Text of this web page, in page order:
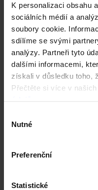
K personalizaci obsahu
sociálních médií a
soubory cookie.
sdílíme se svými
analýzy. Partneři tyto
dalšími informacemi,
získali v důsledku toho,
Přečtěte si více v našich
souhlasu
Nutné
Preferenční
Statistické